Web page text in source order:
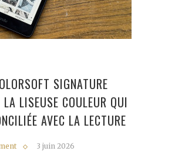
SIGNATURE
LISEUSE COULEUR QUI
AVEC LA LECTURE
3 juin 2026